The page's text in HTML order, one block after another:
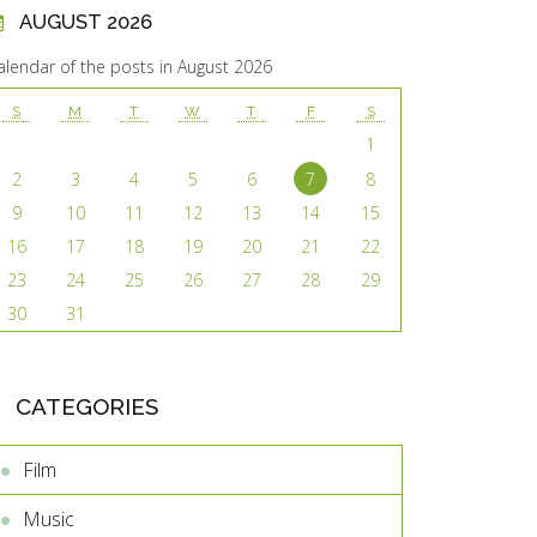
AUGUST 2026
of the posts in August 2026
S M T W T F S
1
2
3 4 5 6 7
8
9
10 11 12 13 14
15
16
17 18 19 20 21
22
23
24 25 26 27 28
29
30
31
CATEGORIES
Film
Music